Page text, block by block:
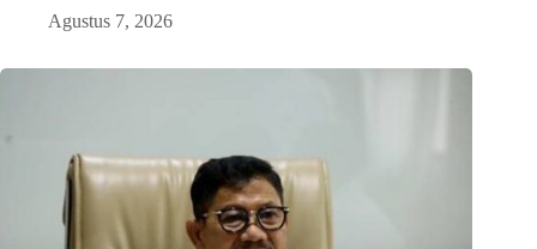
Agustus 7, 2026